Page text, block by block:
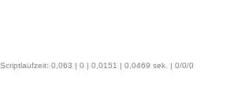
Scriptlaufzeit: 0,063 | 0 | 0,0151 | 0,0469 sek. | 0/0/0